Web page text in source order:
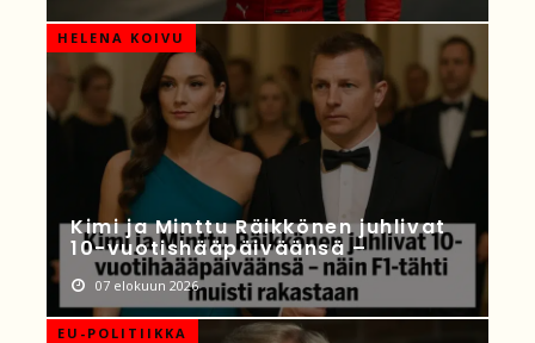
HELENA KOIVU
Kimi ja Minttu Räikkönen juhlivat
10-vuotishääpäiväänsä –
07 elokuun 2026
EU-POLITIIKKA